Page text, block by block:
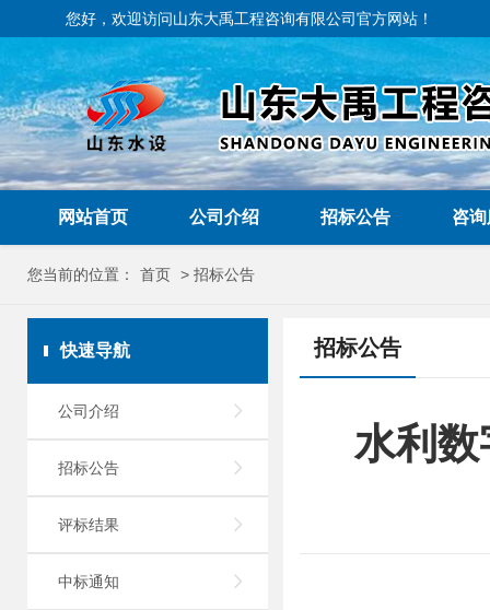
您好，欢迎访问山东大禹工程咨询有限公司官方网站！
网站首页 公司介绍 招标公告 咨
您当前的位置： 首页 > 招标公告
快速导航
公司介绍 
招标公告 
评标结果 
中标通知 
招标公告
水利